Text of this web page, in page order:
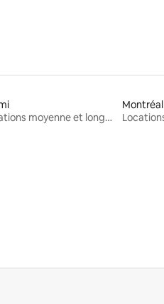
Locations moyenne et longue durée
Montréal